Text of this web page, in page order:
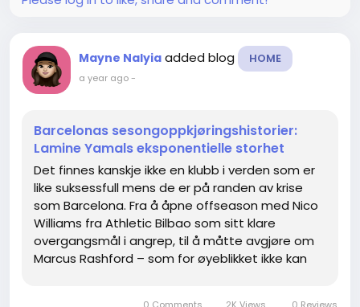
Mayne Nalyia added blog HOME
a year ago-
Barcelonas sesongoppkjøringshistorier:
Lamine Yamals eksponentielle storhet
Det finnes kanskje ikke en klubb i verden som er
like suksessfull mens de er på randen av krise
som Barcelona. Fra å åpne offseason med Nico
Williams fra Athletic Bilbao som sitt klare
overgangsmål i angrep, til å måtte avgjøre om
Marcus Rashford – som for øyeblikket ikke kan